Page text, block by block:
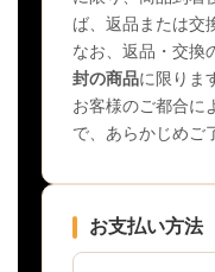
ば、返品または交
なお、返品・交換
封の商品に限りま
お客様のご都合に
で、あらかじめご
お支払い方法